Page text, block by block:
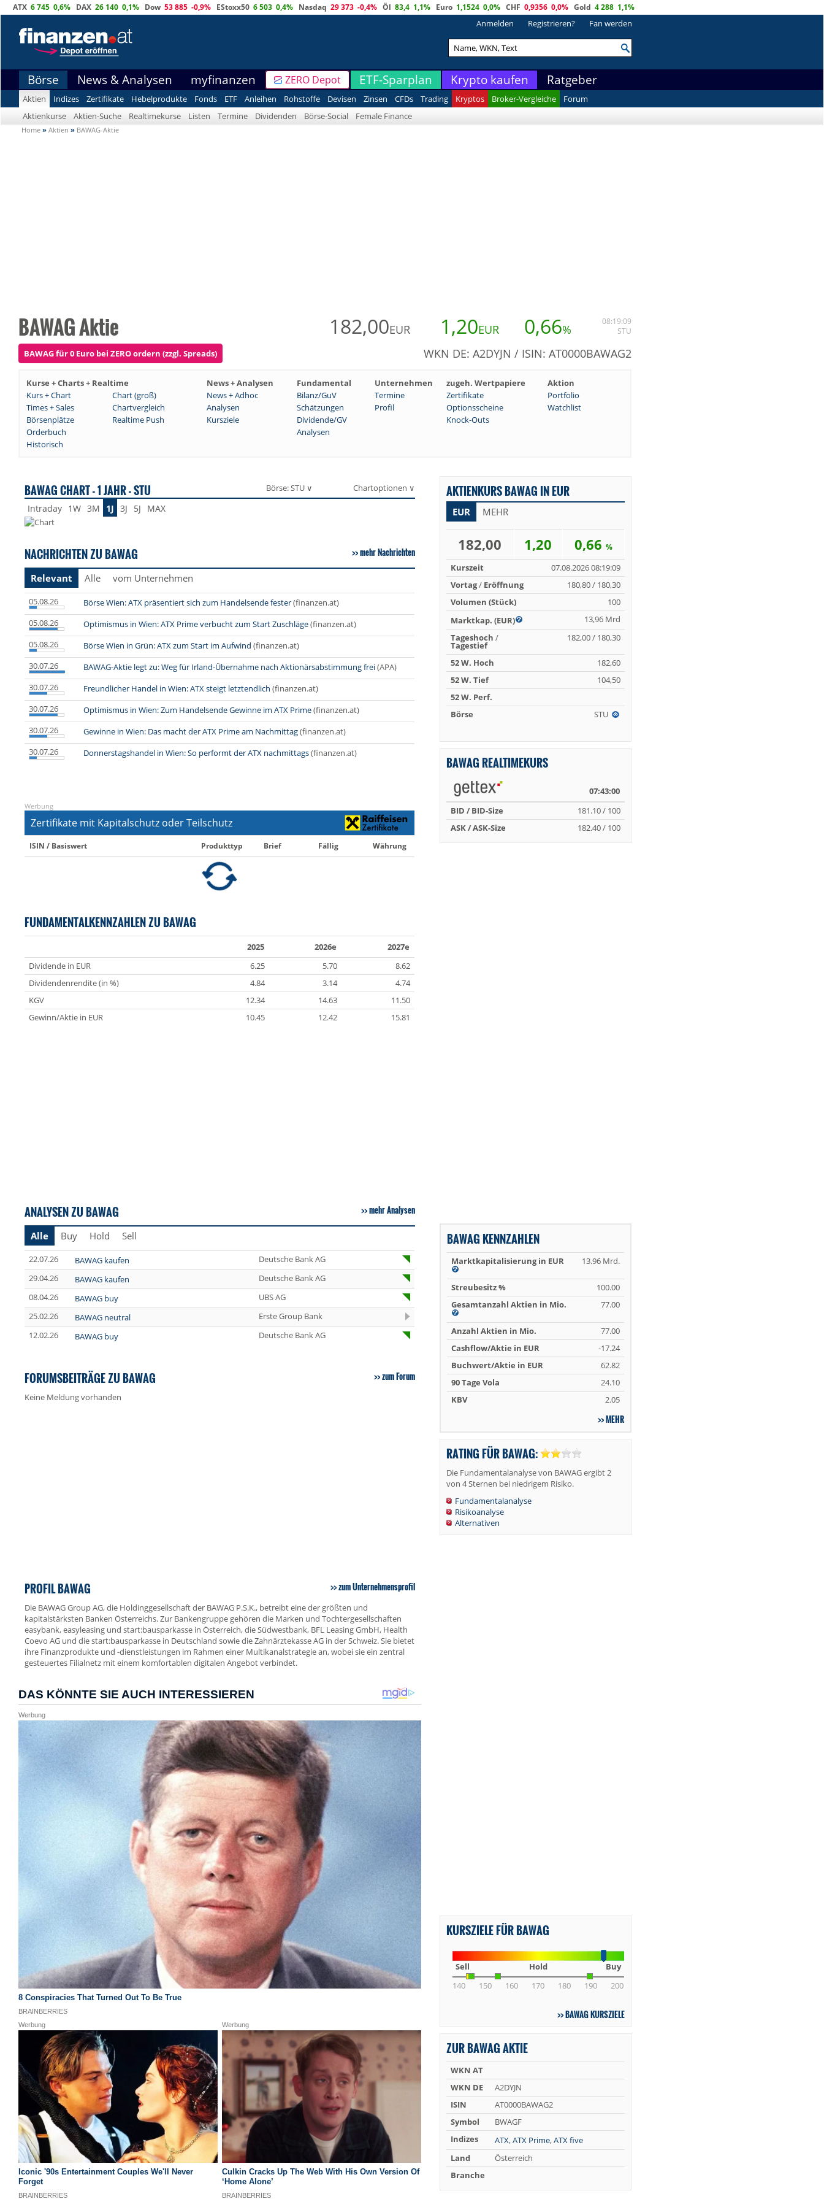
ATX 6 745 0,6% DAX 26 140 0,1% Dow 53 885 -0,9% EStoxx50 6 503 0,4% Nasdaq 29 373 -0,4% Öl 83,4 1,1% Euro 1,1524 0,0% CHF 0,9356 0,0% Gold 4 288 1,1%
Anmelden Registrieren? Fan werden
Börse News & Analysen myfinanzen ZERO Depot ETF-Sparplan Krypto kaufen Ratgeber
Aktien Indizes Zertifikate Hebelprodukte Fonds ETF Anleihen Rohstoffe Devisen Zinsen CFDs Trading Kryptos Broker-Vergleiche
Forum
Aktienkurse
Aktien-Suche Realtimekurse Listen Termine Dividenden Börse-Social Female Finance
Home » Aktien » BAWAG-Aktie
BAWAG Aktie 182,00EUR 1,20EUR 0,66%
08:19:09
STU
BAWAG für 0 Euro bei ZERO ordern (zzgl. Spreads) WKN DE: A2DYJN / ISIN: AT0000BAWAG2
Kurse + Charts + Realtime News + Analysen Fundamental Unternehmen zugeh. Wertpapiere
Aktion
Kurs + Chart
Chart (groß) News + Adhoc Bilanz/GuV Termine Zertifikate
Portfolio
Times + Sales
Chartvergleich Analysen Schätzungen Profil Optionsscheine
Watchlist
Börsenplätze
Realtime Push Kursziele Dividende/GV
Knock-Outs
Orderbuch
Analysen
Historisch
BAWAG CHART - 1 JAHR - STU Börse: STU ∨ Chartoptionen ∨
Intraday 1W 3M 1J 3J 5J MAX
NACHRICHTEN ZU BAWAG mehr Nachrichten
Relevant Alle vom Unternehmen
05.08.26 Börse Wien: ATX präsentiert sich zum Handelsende fester(finanzen.at)
05.08.26
Optimismus in Wien: ATX Prime verbucht zum Start Zuschläge(finanzen.at)
05.08.26
Börse Wien in Grün: ATX zum Start im Aufwind (finanzen.at)
30.07.26
BAWAG-Aktie legt zu: Weg für Irland-Übernahme nach Aktionärsabstimmung frei(APA)
30.07.26
Freundlicher Handel in Wien: ATX steigt letztendlich (finanzen.at)
30.07.26
Optimismus in Wien: Zum Handelsende Gewinne im ATX Prime(finanzen.at)
30.07.26
Gewinne in Wien: Das macht der ATX Prime am Nachmittag(finanzen.at)
30.07.26
Donnerstagshandel in Wien: So performt der ATX nachmittags(finanzen.at)
Werbung
Zertifikate mit Kapitalschutz oder Teilschutz
ISIN / Basiswert Produkttyp Brief Fällig Währung
FUNDAMENTALKENNZAHLEN ZU BAWAG
2025 2026e
2027e
Dividende in EUR
6.25 5.70
8.62
Dividendenrendite (in %)
4.84 3.14
4.74
KGV
12.34 14.63
11.50
Gewinn/Aktie in EUR
10.45 12.42 15.81
ANALYSEN ZU BAWAG mehr Analysen
Alle Buy Hold Sell
22.07.26 BAWAG kaufen
Deutsche Bank AG
29.04.26
BAWAG kaufen
Deutsche Bank AG
08.04.26
BAWAG buy
UBS AG
25.02.26
BAWAG neutral
Erste Group Bank
12.02.26
BAWAG buy Deutsche Bank AG
FORUMSBEITRÄGE ZU BAWAG zum Forum
Keine Meldung vorhanden
PROFIL BAWAG zum Unternehmensprofil
Die BAWAG Group AG, die Holdinggesellschaft der BAWAG P.S.K., betreibt eine der größten und
kapitalstärksten Banken Österreichs. Zur Bankengruppe gehören die Marken und Tochtergesellschaften
easybank, easyleasing und start:bausparkasse in Österreich, die Südwestbank, BFL Leasing GmbH, Health
Coevo AG und die start:bausparkasse in Deutschland sowie die Zahnärztekasse AG in der Schweiz. Sie bietet
ihre Finanzprodukte und -dienstleistungen im Rahmen einer Multikanalstrategie an, wobei sie ein zentral
gesteuertes Filialnetz mit einem komfortablen digitalen Angebot verbindet.
AKTIENKURS BAWAG IN EUR
EUR MEHR
182,00 1,20 0,66 %
Kurszeit
07.08.2026 08:19:09
Vortag/ Eröffnung
180,80 / 180,30
Volumen (Stück)
100
Marktkap. (EUR)
13,96 Mrd
Tageshoch /
Tagestief
182,00 / 180,30
52 W. Hoch
182,60
52 W. Tief
104,50
52 W. Perf.
Börse
STU
BAWAG REALTIMEKURS
07:43:00
BID / BID-Size
181.10 / 100
ASK / ASK-Size
182.40 / 100
BAWAG KENNZAHLEN
Marktkapitalisierung in EUR 13.96 Mrd.
Streubesitz %
100.00
Gesamtanzahl Aktien in Mio.
77.00
Anzahl Aktien in Mio.
77.00
Cashflow/Aktie in EUR
-17.24
Buchwert/Aktie in EUR
62.82
90 Tage Vola
24.10
KBV
2.05
MEHR
RATING FÜR BAWAG:
Die Fundamentalanalyse von BAWAG ergibt 2
von 4 Sternen bei niedrigem Risiko.
Fundamentalanalyse
Risikoanalyse
Alternativen
KURSZIELE FÜR BAWAG
Sell Hold
Buy
140
150 160 170 180 190 200
BAWAG KURSZIELE
ZUR BAWAG AKTIE
WKN AT
WKN DE
A2DYJN
ISIN
AT0000BAWAG2
Symbol
BWAGF
Indizes
ATX,ATX Prime,ATX five
Land
Österreich
Branche